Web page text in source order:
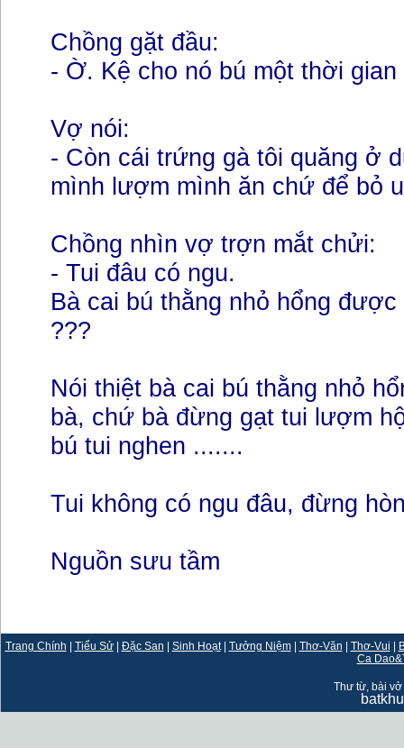
Chồng gặt đầu:
- Ờ. Kệ cho nó bú một thời
Vợ nói:
- Còn cái trứng gà tôi quăng ở
mình lượm mình ăn chứ để bỏ
Chồng nhìn vợ trợn mắt chửi:
- Tui đâu có ngu.
Bà cai bú thằng nhỏ hổng
???
Nói thiệt bà cai bú thằng nhỏ
bà, chứ bà đừng gạt tui lượm
bú tui nghen .......
Tui không có ngu đâu, đừng
Nguồn sưu tầm
Trang Chính Tiểu Sử| Đặc San Sinh Hoạt| Tưởng Niệm| Thơ-Văn Thơ-Vui
Ca
Thư từ, bài vở